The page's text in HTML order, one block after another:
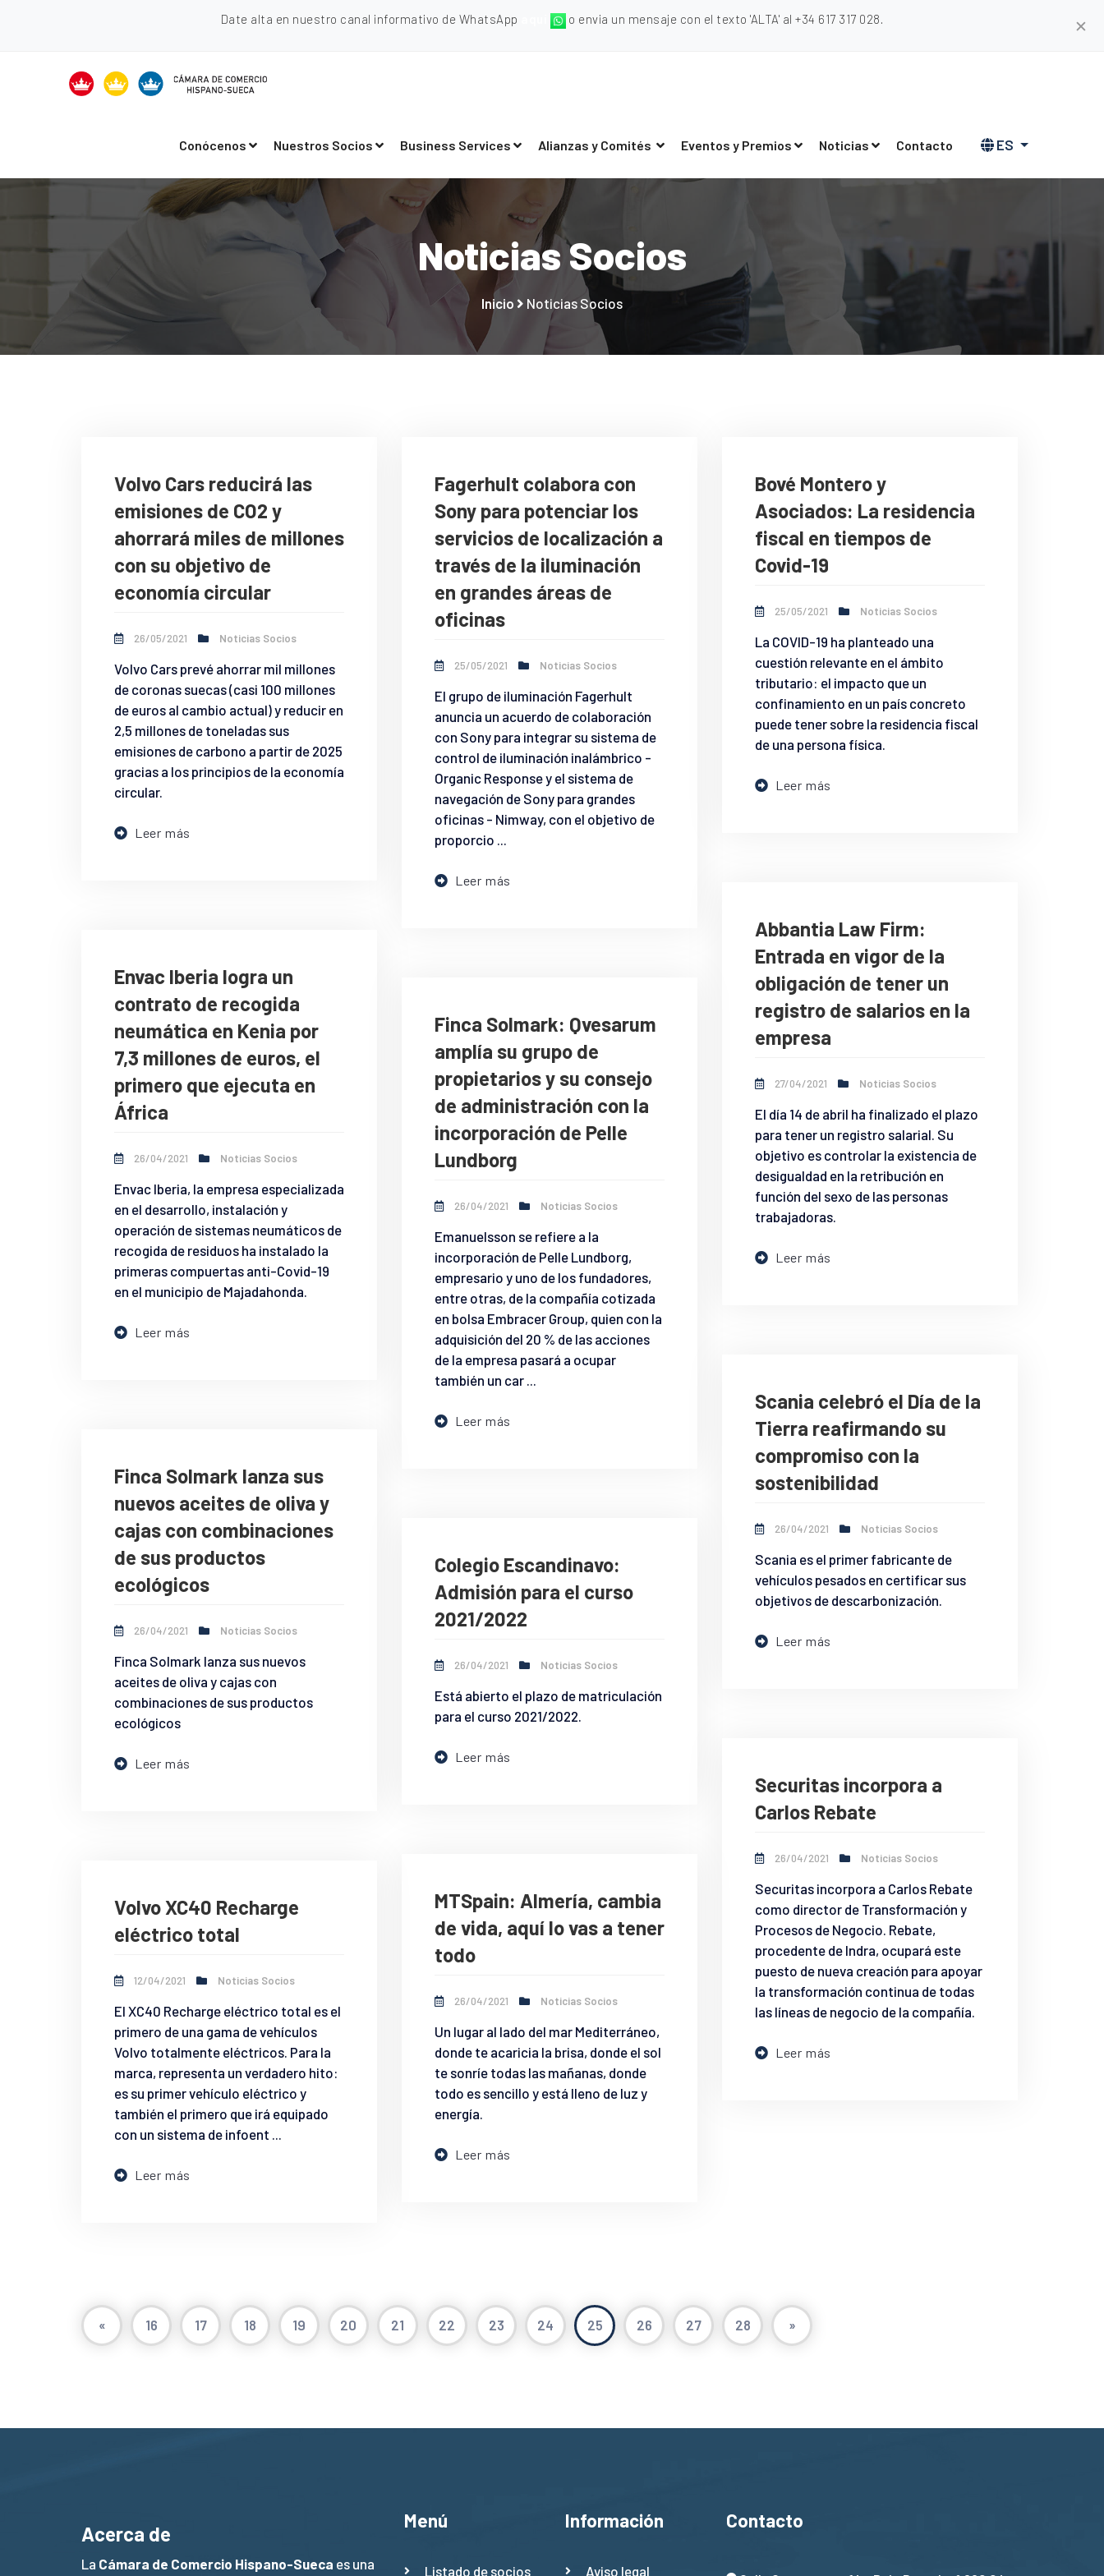
Date alta en nuestro canal informativo de WhatsApp o envia un mensaje con el texto 'ALTA' al +34 617 317 028. ✕
Conócenos Nuestros Socios Business Services Alianzas y Comités Eventos y Premios Noticias Contacto ES
Noticias Socios
Inicio Noticias Socios
Volvo Cars reducirá las
emisiones de CO2 y
ahorrará miles de millones
con su objetivo de
economía circular
26/05/2021 Noticias Socios
Volvo Cars prevé ahorrar mil millones
de coronas suecas (casi 100 millones
de euros al cambio actual) y reducir en
2,5 millones de toneladas sus
emisiones de carbono a partir de 2025
gracias a los principios de la economía
circular.
Leer más
Fagerhult colabora con
Sony para potenciar los
servicios de localización a
través de la iluminación
en grandes áreas de
oficinas
25/05/2021 Noticias Socios
El grupo de iluminación Fagerhult
anuncia un acuerdo de colaboración
con Sony para integrar su sistema de
control de iluminación inalámbrico -
Organic Response y el sistema de
navegación de Sony para grandes
oficinas - Nimway, con el objetivo de
proporcio ...
Leer más
Bové Montero y
Asociados: La residencia
fiscal en tiempos de
Covid-19
25/05/2021 Noticias Socios
La COVID-19 ha planteado una
cuestión relevante en el ámbito
tributario: el impacto que un
confinamiento en un país concreto
puede tener sobre la residencia fiscal
de una persona física.
Leer más
Abbantia Law Firm:
Entrada en vigor de la
obligación de tener un
registro de salarios en la
empresa
27/04/2021 Noticias Socios
El día 14 de abril ha finalizado el plazo
para tener un registro salarial. Su
objetivo es controlar la existencia de
desigualdad en la retribución en
función del sexo de las personas
trabajadoras.
Leer más
Envac Iberia logra un
contrato de recogida
neumática en Kenia por
7,3 millones de euros, el
primero que ejecuta en
África
26/04/2021 Noticias Socios
Envac Iberia, la empresa especializada
en el desarrollo, instalación y
operación de sistemas neumáticos de
recogida de residuos ha instalado la
primeras compuertas anti-Covid-19
en el municipio de Majadahonda.
Leer más
Finca Solmark: Qvesarum
amplía su grupo de
propietarios y su consejo
de administración con la
incorporación de Pelle
Lundborg
26/04/2021 Noticias Socios
Emanuelsson se refiere a la
incorporación de Pelle Lundborg,
empresario y uno de los fundadores,
entre otras, de la compañía cotizada
en bolsa Embracer Group, quien con la
adquisición del 20 % de las acciones
de la empresa pasará a ocupar
también un car ...
Leer más
Scania celebró el Día de la
Tierra reafirmando su
compromiso con la
sostenibilidad
26/04/2021 Noticias Socios
Scania es el primer fabricante de
vehículos pesados en certificar sus
objetivos de descarbonización.
Leer más
Finca Solmark lanza sus
nuevos aceites de oliva y
cajas con combinaciones
de sus productos
ecológicos
26/04/2021 Noticias Socios
Finca Solmark lanza sus nuevos
aceites de oliva y cajas con
combinaciones de sus productos
ecológicos
Leer más
Colegio Escandinavo:
Admisión para el curso
2021/2022
26/04/2021 Noticias Socios
Está abierto el plazo de matriculación
para el curso 2021/2022.
Leer más
Securitas incorpora a
Carlos Rebate
26/04/2021 Noticias Socios
Securitas incorpora a Carlos Rebate
como director de Transformación y
Procesos de Negocio. Rebate,
procedente de Indra, ocupará este
puesto de nueva creación para apoyar
la transformación continua de todas
las líneas de negocio de la compañía.
Leer más
MTSpain: Almería, cambia
de vida, aquí lo vas a tener
todo
26/04/2021 Noticias Socios
Un lugar al lado del mar Mediterráneo,
donde te acaricia la brisa, donde el sol
te sonríe todas las mañanas, donde
todo es sencillo y está lleno de luz y
energía.
Leer más
Volvo XC40 Recharge
eléctrico total
12/04/2021 Noticias Socios
El XC40 Recharge eléctrico total es el
primero de una gama de vehículos
Volvo totalmente eléctricos. Para la
marca, representa un verdadero hito:
es su primer vehículo eléctrico y
también el primero que irá equipado
con un sistema de infoent ...
Leer más
« 16 17 18 19 20 21 22 23 24 25 26 27 28 »
Acerca de
La Cámara de Comercio Hispano-Sueca es una
Menú
Listado de socios
Información
Aviso legal
Contacto